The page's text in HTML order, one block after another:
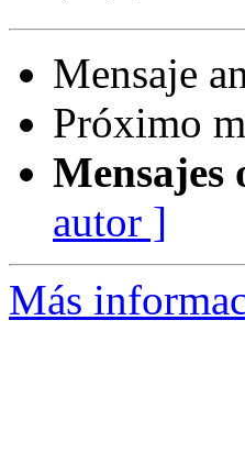
Mensaje
Próximo
Mensajes
autor ]
Más